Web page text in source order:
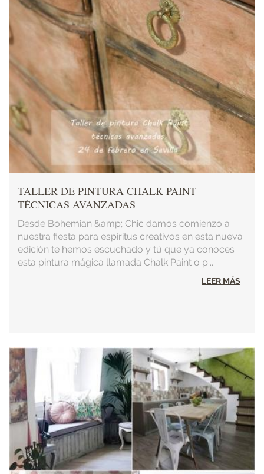
TALLER DE PINTURA CHALK PAINT
TÉCNICAS AVANZADAS
Desde Bohemian &amp; Chic damos comienzo a
nuestra fiesta para espíritus creativos en esta nueva
edición te hemos escuchado y tú que ya conoces
esta pintura mágica llamada Chalk Paint o p...
LEER MÁS